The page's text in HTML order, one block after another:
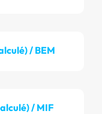
/ BEM
/ MIF